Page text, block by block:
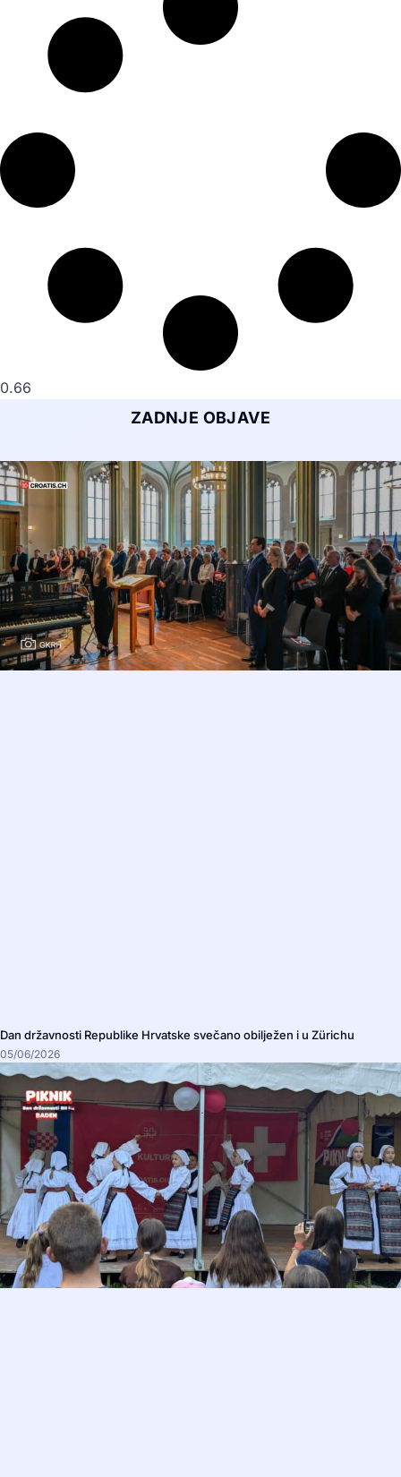
ZADNJE OBJAVE
Dan državnosti Republike Hrvatske svečano obilježen i u Zürichu
05/06/2026